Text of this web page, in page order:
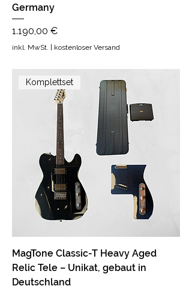
Germany
Preis
1.190,00 €
inkl. MwSt. kostenloser Versand
Komplettset
MagTone Classic-T Heavy Aged
Relic Tele – Unikat, gebaut in
Deutschland